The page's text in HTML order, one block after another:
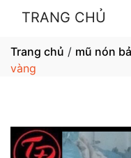
TRANG CHỦ
Trang chủ / mũ nón
vàng